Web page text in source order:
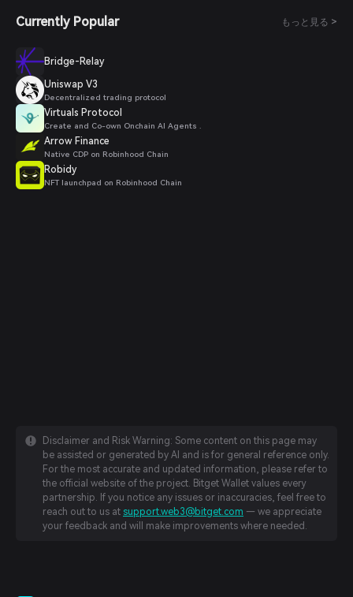
Currently Popular もっと見る >
Bridge-Relay
Uniswap V3
Decentralized trading protocol
Virtuals Protocol
Create and Co-own Onchain AI Agents .
Arrow Finance
Native CDP on Robinhood Chain
Robidy
NFT launchpad on Robinhood Chain
Disclaimer and Risk Warning: Some content on this page may
be assisted or generated by AI and is for general reference only.
For the most accurate and updated information, please refer to
the official website of the project. Bitget Wallet values every
partnership. If you notice any issues or inaccuracies, feel free to
reach out to us at support.web3@bitget.com — we appreciate
your feedback and will make improvements where needed.